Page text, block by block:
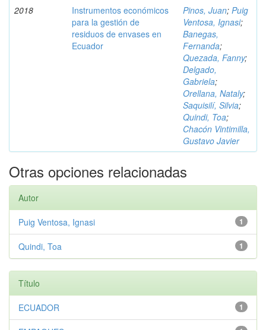
2018
Instrumentos económicos
para la gestión de
residuos de envases en
Ecuador
Pinos, Juan; Puig
Ventosa, Ignasi;
Banegas,
Fernanda;
Quezada, Fanny;
Delgado,
Gabriela;
Orellana, Nataly;
Saquisilí, Silvia;
Quindi, Toa;
Chacón Vintimilla,
Gustavo Javier
Otras opciones relacionadas
Autor
1
Puig Ventosa, Ignasi
1
Quindi, Toa
Título
1
ECUADOR